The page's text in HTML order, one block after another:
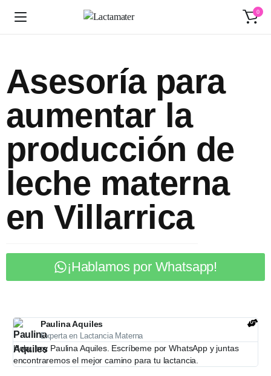
0
Asesoría para
aumentar la
producción de
leche materna
en Villarrica
¡Hablamos por Whatsapp!
Paulina Aquiles
Experta en Lactancia Materna
Hola, soy Paulina Aquiles. Escríbeme por WhatsApp y juntas
encontraremos el mejor camino para tu lactancia.